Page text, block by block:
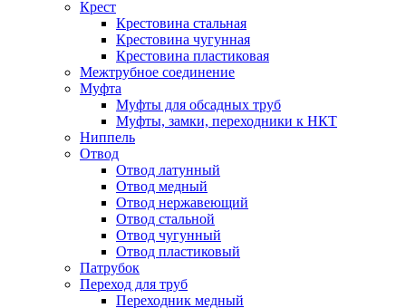
Крест
Крестовина стальная
Крестовина чугунная
Крестовина пластиковая
Межтрубное соединение
Муфта
Муфты для обсадных труб
Муфты, замки, переходники к НКТ
Ниппель
Отвод
Отвод латунный
Отвод медный
Отвод нержавеющий
Отвод стальной
Отвод чугунный
Отвод пластиковый
Патрубок
Переход для труб
Переходник медный